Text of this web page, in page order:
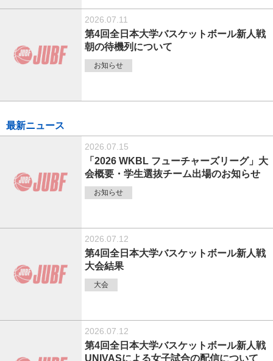
2026.07.11
第4回全日本大学バスケットボール新人戦
朝の待機列について
お知らせ
最新ニュース
2026.07.15
「2026 WKBL フューチャーズリーグ」大
会概要・学生選抜チーム出場のお知らせ
お知らせ
2026.07.12
第4回全日本大学バスケットボール新人戦
大会結果
大会
2026.07.12
第4回全日本大学バスケットボール新人戦
UNIVASによる女子試合の配信について